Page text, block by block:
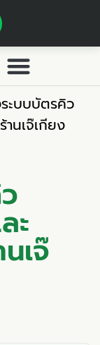
ะบบบัตรคิว
นเจ๊เกียง
ะ
เจ๊